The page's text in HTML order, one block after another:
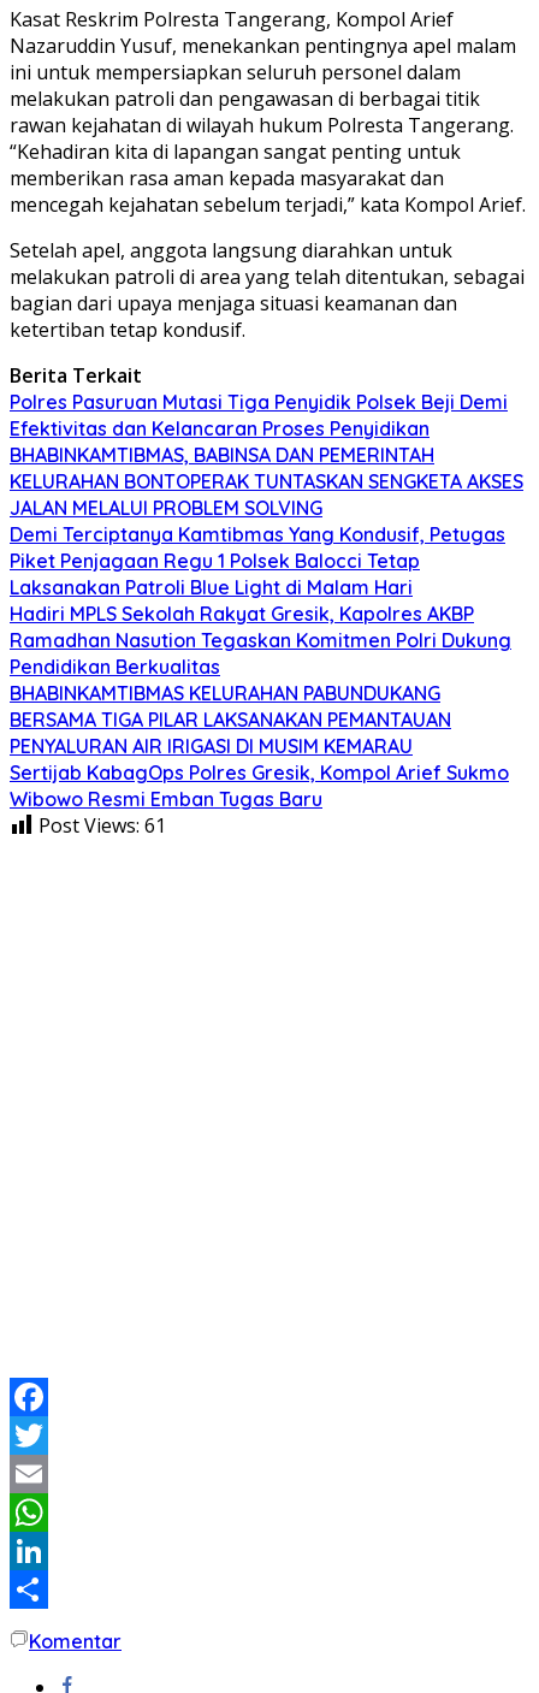
Kasat Reskrim Polresta Tangerang, Kompol Arief
Nazaruddin Yusuf, menekankan pentingnya apel malam
ini untuk mempersiapkan seluruh personel dalam
melakukan patroli dan pengawasan di berbagai titik
rawan kejahatan di wilayah hukum Polresta Tangerang.
“Kehadiran kita di lapangan sangat penting untuk
memberikan rasa aman kepada masyarakat dan
mencegah kejahatan sebelum terjadi,” kata Kompol Arief.
Setelah apel, anggota langsung diarahkan untuk
melakukan patroli di area yang telah ditentukan, sebagai
bagian dari upaya menjaga situasi keamanan dan
ketertiban tetap kondusif.
Berita Terkait
Polres Pasuruan Mutasi Tiga Penyidik Polsek Beji Demi
Efektivitas dan Kelancaran Proses Penyidikan
BHABINKAMTIBMAS, BABINSA DAN PEMERINTAH
KELURAHAN BONTOPERAK TUNTASKAN SENGKETA AKSES
JALAN MELALUI PROBLEM SOLVING
Demi Terciptanya Kamtibmas Yang Kondusif, Petugas
Piket Penjagaan Regu 1 Polsek Balocci Tetap
Laksanakan Patroli Blue Light di Malam Hari
Hadiri MPLS Sekolah Rakyat Gresik, Kapolres AKBP
Ramadhan Nasution Tegaskan Komitmen Polri Dukung
Pendidikan Berkualitas
BHABINKAMTIBMAS KELURAHAN PABUNDUKANG
BERSAMA TIGA PILAR LAKSANAKAN PEMANTAUAN
PENYALURAN AIR IRIGASI DI MUSIM KEMARAU
Sertijab KabagOps Polres Gresik, Kompol Arief Sukmo
Wibowo Resmi Emban Tugas Baru
Post Views: 61
Facebook
Twitter
Email
WhatsApp
LinkedIn
ShareKomentar